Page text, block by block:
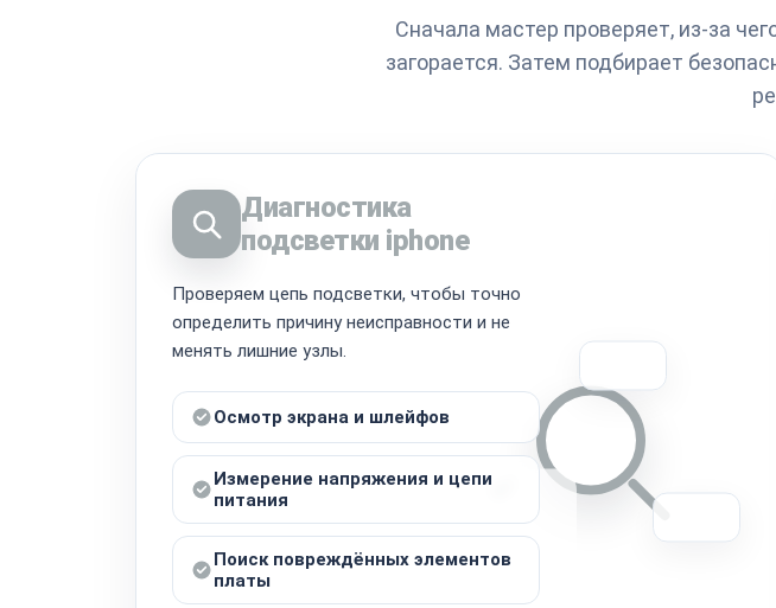
Сначала мастер проверяет, из-за
загорается. Затем подбирает
Диагностика
подсветки iphone
Проверяем цепь подсветки, чтобы точно
определить причину неисправности и не
менять лишние узлы.
Осмотр экрана и шлейфов
Измерение напряжения и цепи
питания
Поиск повреждённых элементов
платы